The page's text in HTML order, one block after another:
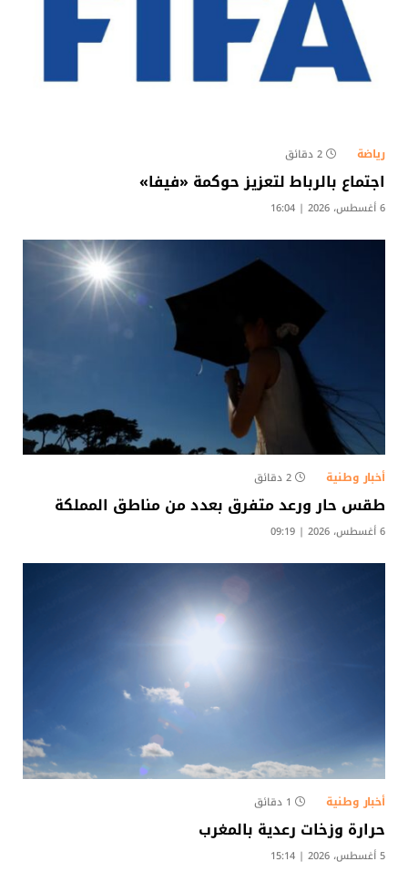
رياضة 2 دقائق
اجتماع بالرباط لتعزيز حوكمة «فيفا»
6 أغسطس، 2026 | 16:04
أخبار وطنية 2 دقائق
طقس حار ورعد متفرق بعدد من مناطق المملكة
6 أغسطس، 2026 | 09:19
أخبار وطنية 1 دقائق
حرارة وزخات رعدية بالمغرب
5 أغسطس، 2026 | 15:14